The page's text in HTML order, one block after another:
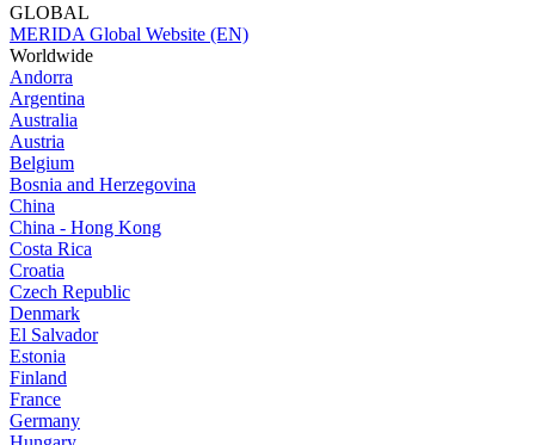
GLOBAL
MERIDA Global Website (EN)
Worldwide
Andorra
Argentina
Australia
Austria
Belgium
Bosnia and Herzegovina
China
China - Hong Kong
Costa Rica
Croatia
Czech Republic
Denmark
El Salvador
Estonia
Finland
France
Germany